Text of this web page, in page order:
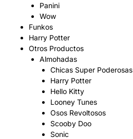
Panini
Wow
Funkos
Harry Potter
Otros Productos
Almohadas
Chicas Super Poderosas
Harry Potter
Hello Kitty
Looney Tunes
Osos Revoltosos
Scooby Doo
Sonic